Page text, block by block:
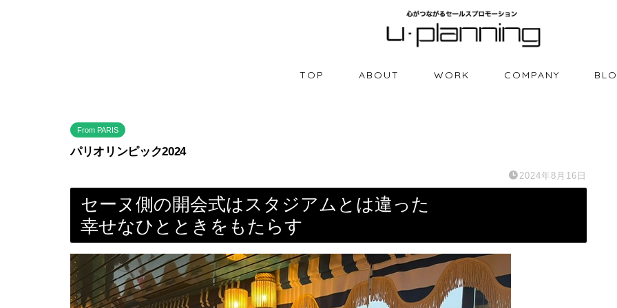
TOP ABOUT WORK COMPANY
From PARIS
パリオリンピック2024
2024年8月16日
セーヌ側の開会式はスタジアムとは違った
幸せなひとときをもたらす